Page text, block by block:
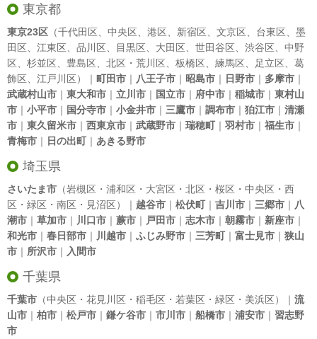
東京都
東京23区 （千代田区 中央区 港区 新宿区 文京区 台東区
墨
田区
江東区 品川区 目黒区 大田区 世田谷区 渋谷区
中野
区
杉並区 豊島区 北区 ・ 荒川区 板橋区 練馬区 足立区
葛
飾区
江戸川区）｜ 町田市 ｜ 八王子市 ｜ 昭島市 ｜ 日野市 ｜ 多摩市 ｜
武蔵村山市 ｜ 東大和市 ｜ 立川市 ｜ 国立市 ｜ 府中市 ｜ 稲城市 ｜ 東村山
市 ｜ 小平市 ｜ 国分寺市 ｜ 小金井市 ｜ 三鷹市 ｜ 調布市 ｜ 狛江市 ｜ 清瀬
市 ｜ 東久留米市 ｜ 西東京市 ｜ 武蔵野市 ｜ 瑞穂町｜ 羽村市 ｜ 福生市 ｜
青梅市 ｜ 日の出町｜ あきる野市
埼玉県
さいたま市 （岩槻区・浦和区・大宮区・北区・桜区・中央区・西
区・緑区・南区・見沼区）｜ 越谷市 ｜ 松伏町｜ 吉川市 ｜ 三郷市 ｜ 八
潮市 ｜ 草加市 ｜ 川口市 ｜ 蕨市 ｜ 戸田市 ｜ 志木市 ｜ 朝霧市 ｜ 新座市 ｜
和光市 ｜ 春日部市 ｜ 川越市 ｜ ふじみ野市 ｜ 三芳町｜ 富士見市 ｜ 狭山
市 ｜ 所沢市 ｜ 入間市
千葉県
千葉市 （中央区・花見川区・稲毛区・若葉区・緑区・美浜区）｜ 流
山市 ｜ 柏市 ｜ 松戸市 ｜ 鎌ケ谷市 ｜ 市川市 ｜ 船橋市 ｜ 浦安市 ｜ 習志野
市